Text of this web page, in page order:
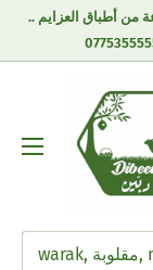
من أطباق العزايم ..